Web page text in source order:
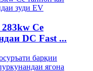
Се
DC Fast ...